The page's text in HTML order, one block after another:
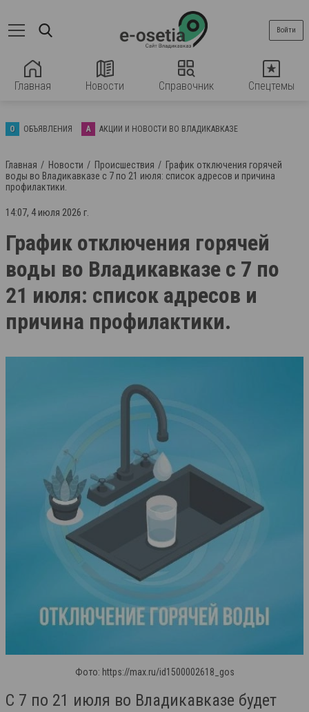
Главная Новости Справочник Спецтемы
Войти
О ОБЪЯВЛЕНИЯ А АКЦИИ И НОВОСТИ ВО ВЛАДИКАВКАЗЕ
Главная Новости Происшествия
График отключения горячей
воды во Владикавказе с 7 по 21 июля: список адресов и причина
профилактики.
14:07, 4 июля 2026 г.
График отключения горячей
воды во Владикавказе с 7 по
21 июля: список адресов и
причина профилактики.
Фото: https://max.ru/id1500002618_gos
С 7 по 21 июля во Владикавказе будет